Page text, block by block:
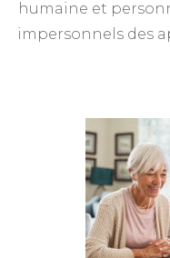
humaine et
impersonnels des